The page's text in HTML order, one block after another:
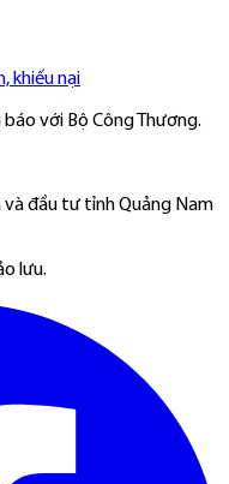
khiếu nại
với Bộ Công Thương.
và đầu tư tỉnh Quảng Nam
lưu.